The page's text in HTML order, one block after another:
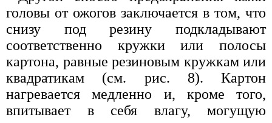
головы от ожогов заключается в том, что
снизу под резину подкладывают
соответственно кружки или полосы
картона, равные резиновым кружкам или
квадратикам (см. рис. 8). Картон
нагревается медленно и, кроме того,
впитывает в себя влагу, могущую